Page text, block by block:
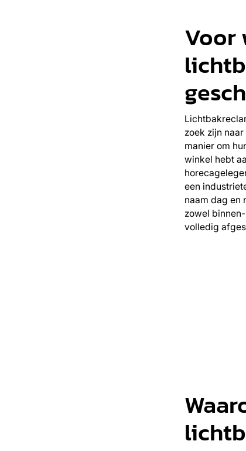
Voor
zoek zijn
manier om
winkel hebt
een
naam dag en
zowel
volledig